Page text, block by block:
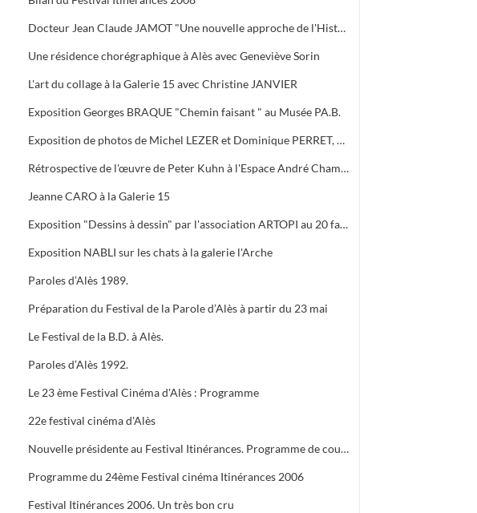
Docteur Jean Claude JAMOT "Une nouvelle approche de l'Histoire et de l'Archéologie appliquée aux Celtes
Une résidence chorégraphique à Alès avec Geneviève Sorin
L'art du collage à la Galerie 15 avec Christine JANVIER
Exposition Georges BRAQUE "Chemin faisant " au Musée PA.B.
Exposition de photos de Michel LEZER et Dominique PERRET, de peintures de Monique SANTORO à l'OFFICE DE TOURISME pour la Féria d'Alès
Rétrospective de l'œuvre de Peter Kuhn à l'Espace André Chamson. Exposition consacrée à Vauban à l'OFFICE DE TOURISME. Présentation de saison hors les murs du cratère
Jeanne CARO à la Galerie 15
Exposition "Dessins à dessin" par l'association ARTOPI au 20 faubourg du Soleil
Exposition NABLI sur les chats à la galerie l'Arche
Paroles d’Alès 1989.
Préparation du Festival de la Parole d’Alès à partir du 23 mai
Le Festival de la B.D. à Alès.
Paroles d’Alès 1992.
Le 23 ème Festival Cinéma d'Alès : Programme
22e festival cinéma d'Alès
Nouvelle présidente au Festival Itinérances. Programme de courts métrages de Jacques TATI
Programme du 24ème Festival cinéma Itinérances 2006
Festival Itinérances 2006. Un très bon cru